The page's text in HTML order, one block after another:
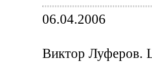
06.04.2006
Виктор